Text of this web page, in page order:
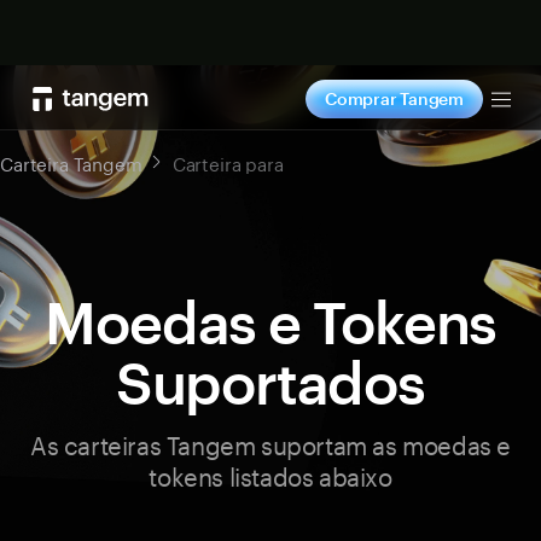
Comprar Tangem
Carteira Tangem Carteira para
Moedas e Tokens
Suportados
As carteiras Tangem suportam as moedas e
tokens listados abaixo